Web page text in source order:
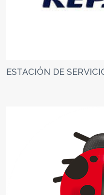
ESTACIÓN DE